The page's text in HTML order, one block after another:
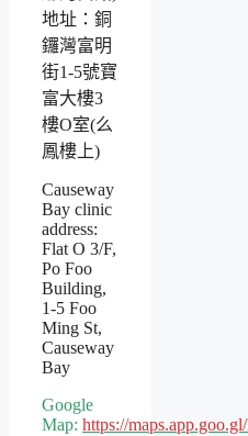
地址：銅
鑼灣富明
街1-5號寶
富大樓3
樓O室(么
鳳樓上)
Causeway
Bay clinic
address:
Flat O 3/F,
Po Foo
Building,
1-5 Foo
Ming St,
Causeway
Bay
Google
Map: https://